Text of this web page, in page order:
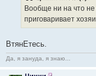
Вообще ни на что не
приговаривает
ВтянЕтесь.
Да, я зануда, я знаю...